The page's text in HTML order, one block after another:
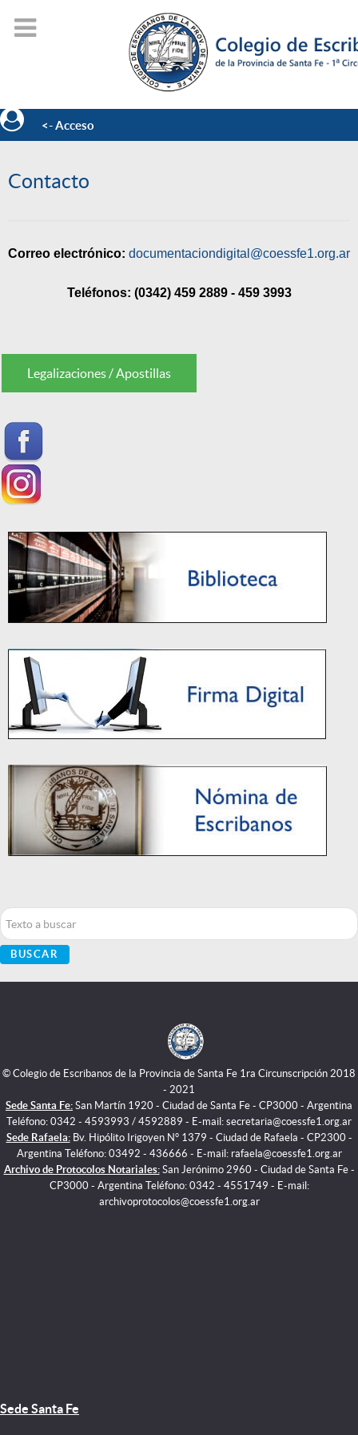
<- Acceso
Contacto
Correo electrónico: documentaciondigital@coessfe1.org.ar
Teléfonos: (0342) 459 2889 - 459 3993
Buscar...
BUSCAR
© Colegio de Escribanos de la Provincia de Santa Fe 1ra Circunscripción 2018
- 2021
Sede Santa Fe: San Martín 1920 - Ciudad de Santa Fe - CP3000 - Argentina
Teléfono: 0342 - 4593993 / 4592889 - E-mail: secretaria@coessfe1.org.ar
Sede Rafaela:Bv. Hipólito Irigoyen N° 1379 - Ciudad de Rafaela - CP2300 -
Argentina Teléfono: 03492 - 436666 - E-mail: rafaela@coessfe1.org.ar
Archivo de Protocolos Notariales:San Jerónimo 2960 - Ciudad de Santa Fe -
CP3000 - Argentina Teléfono: 0342 - 4551749 - E-mail:
archivoprotocolos@coessfe1.org.ar
Sede Santa Fe